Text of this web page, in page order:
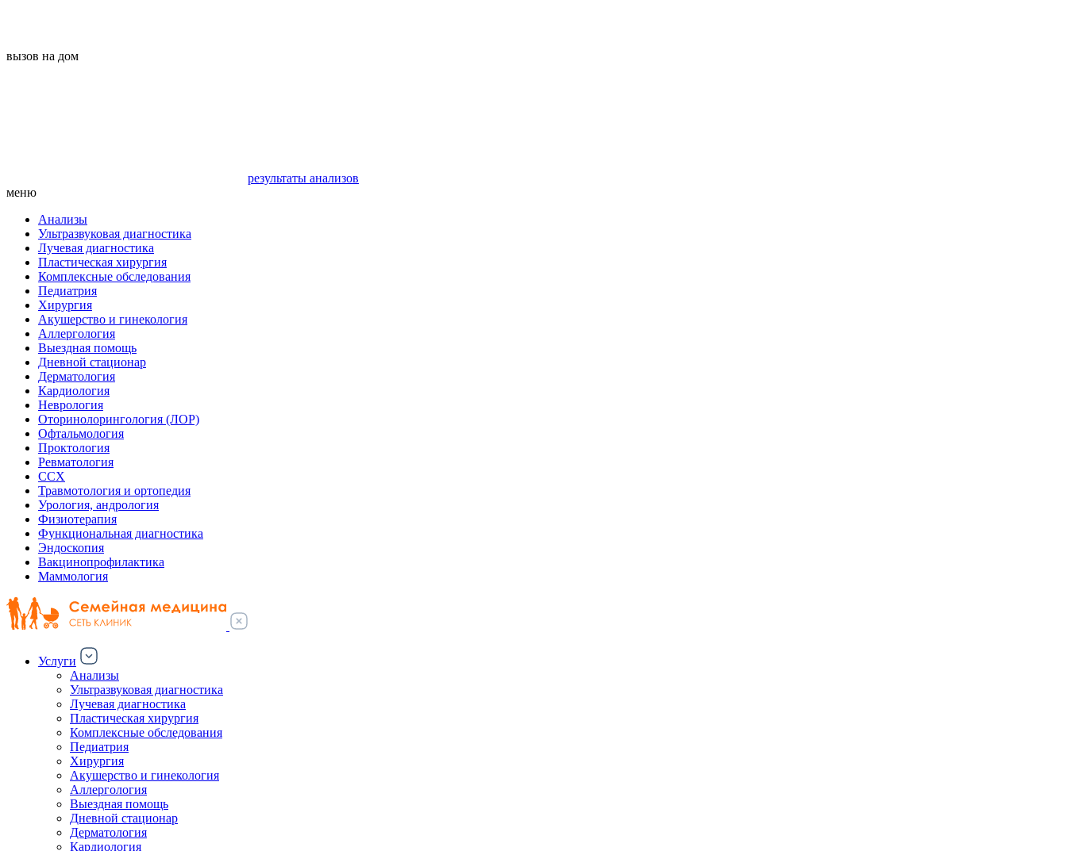
вызов на дом
результаты анализов
меню
Анализы
Ультразвуковая диагностика
Лучевая диагностика
Пластическая хирургия
Комплексные обследования
Педиатрия
Хирургия
Акушерство и гинекология
Аллергология
Выездная помощь
Дневной стационар
Дерматология
Кардиология
Неврология
Оторинолорингология (ЛОР)
Офтальмология
Проктология
Ревматология
ССХ
Травмотология и ортопедия
Урология, андрология
Физиотерапия
Функциональная диагностика
Эндоскопия
Вакцинопрофилактика
Маммология
Услуги
Анализы
Ультразвуковая диагностика
Лучевая диагностика
Пластическая хирургия
Комплексные обследования
Педиатрия
Хирургия
Акушерство и гинекология
Аллергология
Выездная помощь
Дневной стационар
Дерматология
Кардиология